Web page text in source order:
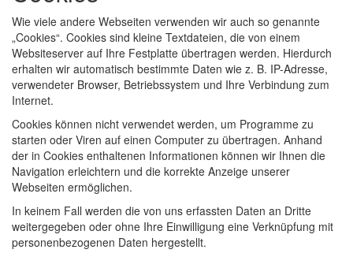
Wie viele andere Webseiten verwenden wir auch so genannte
„Cookies“. Cookies sind kleine Textdateien, die von einem
Websiteserver auf Ihre Festplatte übertragen werden. Hierdurch
erhalten wir automatisch bestimmte Daten wie z. B. IP-Adresse,
verwendeter Browser, Betriebssystem und Ihre Verbindung zum
Internet.
Cookies können nicht verwendet werden, um Programme zu
starten oder Viren auf einen Computer zu übertragen. Anhand
der in Cookies enthaltenen Informationen können wir Ihnen die
Navigation erleichtern und die korrekte Anzeige unserer
Webseiten ermöglichen.
In keinem Fall werden die von uns erfassten Daten an Dritte
weitergegeben oder ohne Ihre Einwilligung eine Verknüpfung mit
personenbezogenen Daten hergestellt.